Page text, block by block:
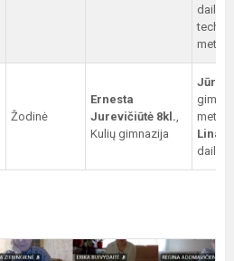
dailės
Žodinė
Ernesta
Jurevičiūtė 8kl.,
Kulių gimnazija
gimn.
Lina
dailės